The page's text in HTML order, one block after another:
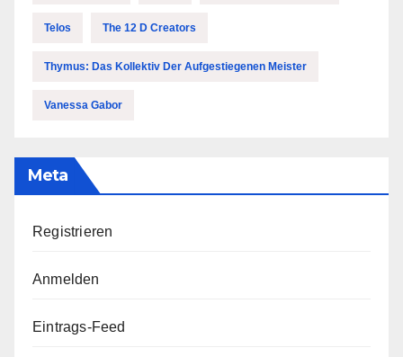
Telos The 12 D Creators
Thymus: Das Kollektiv Der Aufgestiegenen Meister
Vanessa Gabor
Meta
Registrieren
Anmelden
Eintrags-Feed